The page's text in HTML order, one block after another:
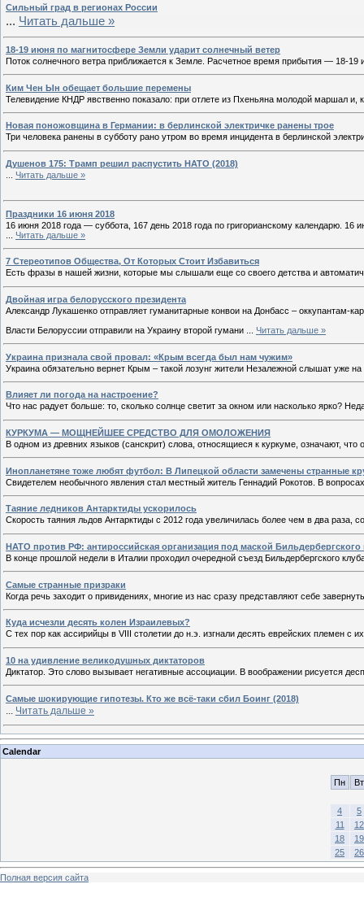
Сильный град в регионах России
... Читать дальше »
18-19 июня по магнитосфере Земли ударит солнечный ветер
Поток солнечного ветра приближается к Земле. Расчетное время прибытия — 18-
Ким Чен Ын обещает большие перемены
Телевидение КНДР явственно показало: при отлете из Пхеньяна молодой маршал
Новая поножовщина в Германии: в берлинской электричке ранены трое
Три человека ранены в субботу рано утром во время инцидента в берлинской
Душенов 175: Трамп решил распустить НАТО (2018)
Читать дальше »
Праздники 16 июня 2018
16 июня 2018 года — суббота, 167 день 2018 года по григорианскому календарю. 16
Читать дальше »
7 Стереотипов Общества, От Которых Стоит Избавиться
Есть фразы в нашей жизни, которые мы слышали еще со своего детства и
Двойная игра белорусского президента
Александр Лукашенко отправляет гуманитарные конвои на Донбасс – оккупантам-
Власти Белоруссии отправили на Украину второй гумани
Читать дальше »
Украина признала свой провал: «Крым всегда был нам чужим»
Украина обязательно вернет Крым – такой лозунг жители Незалежной слышат уже
Влияет ли погода на настроение?
Что нас радует больше: то, сколько солнце светит за окном или насколько ярко?
КУРКУМА — МОЩНЕЙШЕЕ СРЕДСТВО ДЛЯ ОМОЛОЖЕНИЯ
В одном из древних языков (санскрит) слова, относящиеся к куркуме, означают,
Инопланетяне тоже любят футбол: В Липецкой области замечены странные
Свидетелем необычного явления стал местный житель Геннадий Рокотов. В
Таяние ледников Антарктиды ускорилось
Скорость таяния льдов Антарктиды с 2012 года увеличилась более чем в два
НАТО против РФ: антироссийская организация под маской Бильдербергского
В конце прошлой недели в Италии проходил очередной съезд Бильдербергского
Самые странные призраки
Когда речь заходит о привидениях, многие из нас сразу представляют себе
Куда исчезли десять колен Израилевых?
С тех пор как ассирийцы в VIII столетии до н.э. изгнали десять еврейских племен
10 на удивление великодушных диктаторов
Диктатор. Это слово вызывает негативные ассоциации. В воображении рисуется
Самые шокирующие гипотезы. Кто же всё-таки сбил Боинг (2018)
Читать дальше »
Calendar
Пн Вт
4
5
11
12
18
19
25
26
Полная версия сайта